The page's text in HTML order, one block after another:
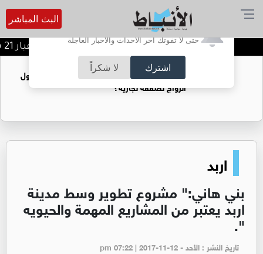
أترغب في تفعيل الإشعارات؟
حتى لا تفوتك آخر الأحداث والأخبار العاجلة
اشترك لا شكراً
البث المباشر
أسعار الذهب تقفز محليا.. وعيار 21 يسجل ارتفاعا بـ1.1 دينار
فتيات يستغللنه لتحقيق مكاسب مادية.. هل تحول
الزواج لصفقة تجارية؟
اربد
بني هاني:" مشروع تطوير وسط مدينة
اربد يعتبر من المشاريع المهمة والحيويه
".
تاريخ النشر : الأحد - pm 07:22 | 2017-11-12